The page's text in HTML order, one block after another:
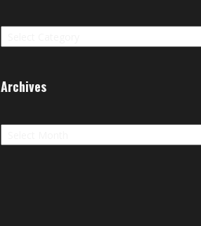
Categories
Archives
Archives